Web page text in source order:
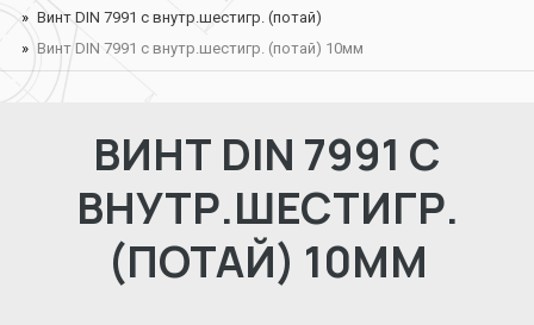
Винт DIN 7991 с внутр.шестигр. (потай)
Винт DIN 7991 с внутр.шестигр. (потай) 10мм
ВИНТ DIN 7991 С
ВНУТР.ШЕСТИГР.
(ПОТАЙ) 10ММ